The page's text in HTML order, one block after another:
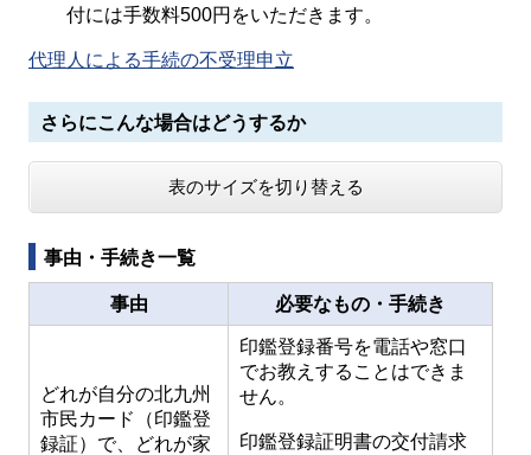
付には手数料500円をいただきます。
代理人による手続の不受理申立
さらにこんな場合はどうするか
表のサイズを切り替える
事由・手続き一覧
事由 必要なもの・手続き
どれが自分の北九州
市民カード（印鑑登
録証）で、どれが家
印鑑登録番号を電話や窓口
でお教えすることはできま
せん。
印鑑登録証明書の交付請求